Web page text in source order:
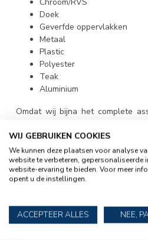
Chroom/RVS
Doek
Geverfde oppervlakken
Metaal
Plastic
Polyester
Teak
Aluminium
Omdat wij bijna het complete
voorraad leverbaar (anders
Vandaag online besteld, de
Vragen? Bel dan 073-6445734of
SPECIFICATIES
WIJ GEBRUIKEN COOKIES
We kunnen deze plaatsen voor analyse
website te verbeteren,
website-ervaring te bieden. Voor meer
opent u de instellingen.
ACCEPTEER ALLES NEE,